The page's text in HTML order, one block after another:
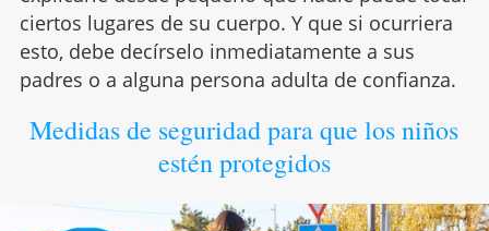
ciertos lugares de su cuerpo. Y que si ocurriera
esto, debe decírselo inmediatamente a sus
padres o a alguna persona adulta de confianza.
Medidas de seguridad para que los niños
estén protegidos